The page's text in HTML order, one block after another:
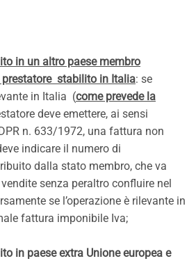
in un altro paese membro
prestatore stabilito in Italia: se
in Italia (come prevede la
deve emettere, ai sensi
n. 633/1972, una fattura non
indicare il numero di
dalla stato membro, che va
senza peraltro confluire nel
se l’operazione è rilevante in
fattura imponibile Iva;
in paese extra Unione europea e